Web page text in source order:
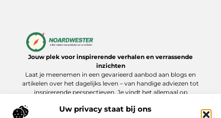
Uw privacy staat bij ons
Jouw plek voor inspirerende verhalen en verrassende
inzichten
Laat je meenemen in een gevarieerd aanbod aan blogs en
artikelen over het dagelijks leven – van handige adviezen tot
inspirerende perspectieven. Je vindt het allemaal op